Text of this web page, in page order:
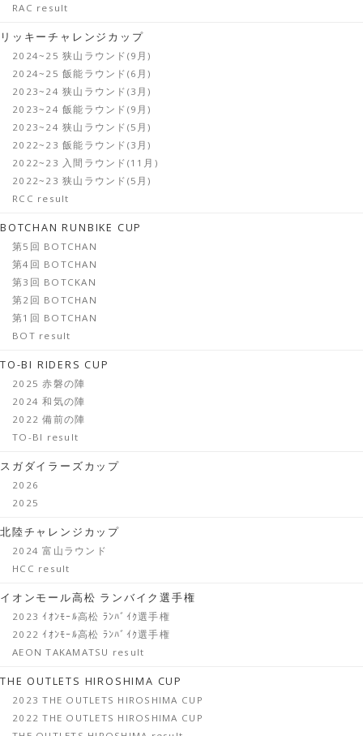
RAC result
リッキーチャレンジカップ
2024~25 狭山ラウンド(9月)
2024~25 飯能ラウンド(6月)
2023~24 狭山ラウンド(3月)
2023~24 飯能ラウンド(9月)
2023~24 狭山ラウンド(5月)
2022~23 飯能ラウンド(3月)
2022~23 入間ラウンド(11月)
2022~23 狭山ラウンド(5月)
RCC result
BOTCHAN RUNBIKE CUP
第5回 BOTCHAN
第4回 BOTCHAN
第3回 BOTCKAN
第2回 BOTCHAN
第1回 BOTCHAN
BOT result
TO-BI RIDERS CUP
2025 赤磐の陣
2024 和気の陣
2022 備前の陣
TO-BI result
スガダイラーズカップ
2026
2025
北陸チャレンジカップ
2024 富山ラウンド
HCC result
イオンモール高松 ランバイク選手権
2023 ｲｵﾝﾓｰﾙ高松 ﾗﾝﾊﾞｲｸ選手権
2022 ｲｵﾝﾓｰﾙ高松 ﾗﾝﾊﾞｲｸ選手権
AEON TAKAMATSU result
THE OUTLETS HIROSHIMA CUP
2023 THE OUTLETS HIROSHIMA CUP
2022 THE OUTLETS HIROSHIMA CUP